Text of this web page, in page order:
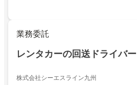
業務委託
レンタカーの回送ドライバー
株式会社シーエスライン九州